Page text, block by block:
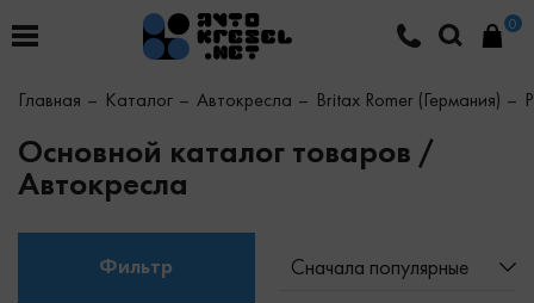
0
Главная Каталог Автокресла Britax Romer (Германия)
Основной каталог товаров /
Автокресла
Фильтр Сначала популярные